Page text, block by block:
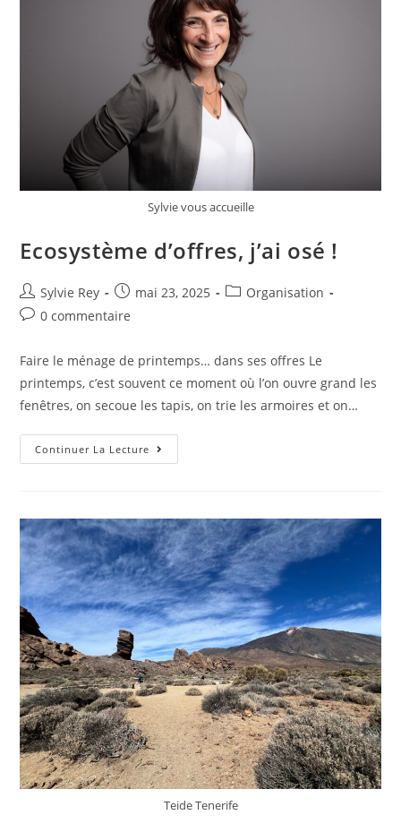
Sylvie vous accueille
Ecosystème d’offres, j’ai osé !
Sylvie Rey mai 23, 2025
Organisation
0 commentaire
Faire le ménage de printemps… dans ses offres Le
printemps, c’est souvent ce moment où l’on ouvre grand les
fenêtres, on secoue les tapis, on trie les armoires et on…
Continuer La Lecture
Teide Tenerife